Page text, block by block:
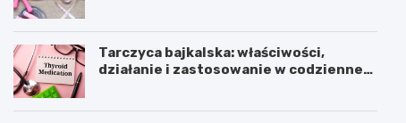
Tarczyca bajkalska: właściwości,
działanie i zastosowanie w codziennej